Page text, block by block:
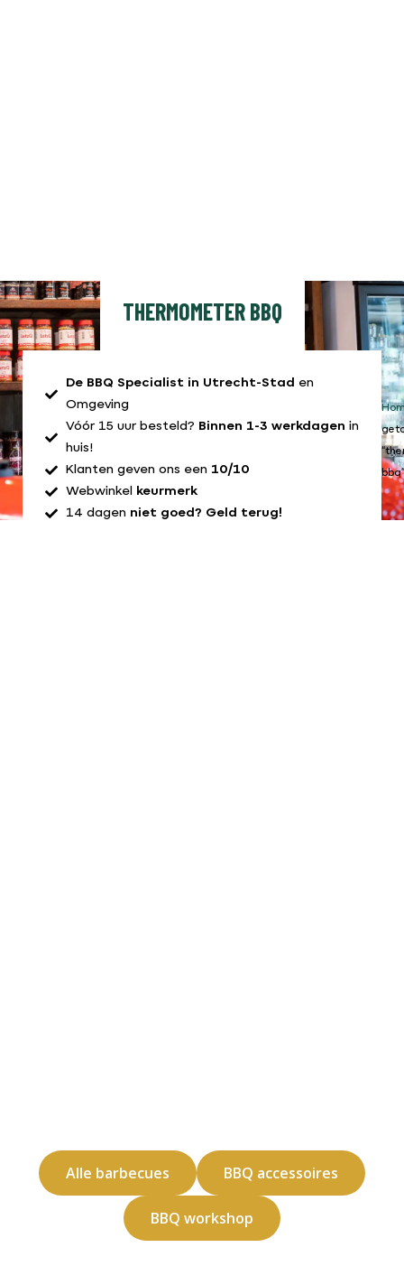
THERMOMETER BBQ
De BBQ Specialist in Utrecht-Stad en
Omgeving
Vóór 15 uur besteld? Binnen 1-3 werkdagen in
huis!
Klanten geven ons een 10/10
Webwinkel keurmerk
14 dagen niet goed? Geld terug!
bbq”
Alle barbecues BBQ accessoires
BBQ workshop